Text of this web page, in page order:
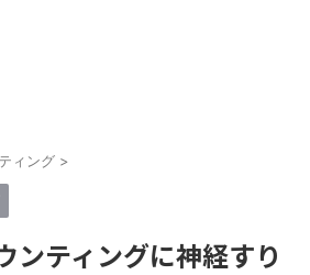
ィング >
ンティングに神経すり